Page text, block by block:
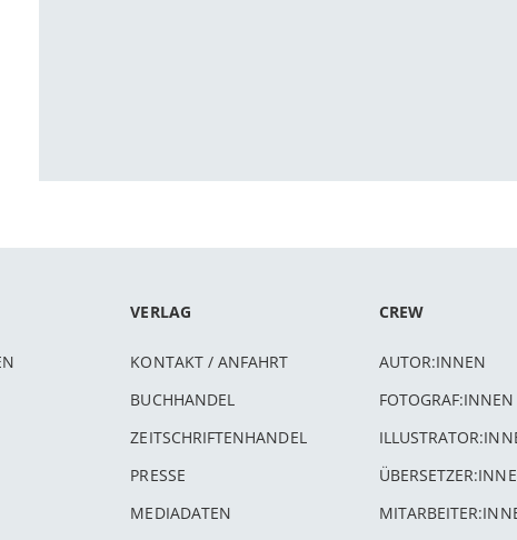
VERLAG
KONTAKT / ANFAHRT
BUCHHANDEL
ZEITSCHRIFTENHANDEL
PRESSE
MEDIADATEN
CREW
AUTOR:INNEN
FOTOGRAF:INNEN